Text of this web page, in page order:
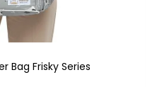
Bag Frisky Series